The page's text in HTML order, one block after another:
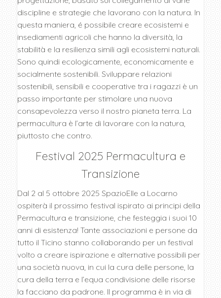
discipline e strategie che lavorano con la natura. In
questa maniera, é possibile creare ecosistemi e
insediamenti agricoli che hanno la diversità, la
stabilità e la resilienza simili agli ecosistemi naturali.
Sono quindi ecologicamente, economicamente e
socialmente sostenibili. Sviluppare relazioni
sostenibili, sensibili e cooperative tra i ragazzi è un
passo importante per stimolare una nuova
consapevolezza verso il nostro pianeta terra. La
permacultura è l’arte di lavorare con la natura,
piuttosto che contro.
Festival 2025 Permacultura e
Transizione
Dal 2 al 5 ottobre 2025 SpazioElle a Locarno
ospiterà il prossimo festival ispirato ai principi della
Permacultura e transizione, che festeggia i suoi 10
anni di esistenza! Tante associazioni e persone da
tutto il Ticino stanno collaborando per un festival
volto a creare ispirazione e alternative possibili per
una società nuova, in cui la cura delle persone, la
cura della terra e l’equa condivisione delle risorse
la facciano da padrone. Il programma è in via di